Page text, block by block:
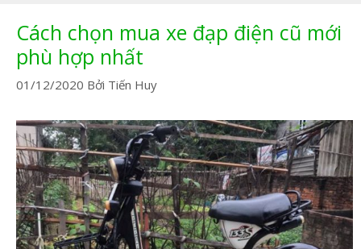
Cách chọn mua xe đạp điện cũ mới
phù hợp nhất
01/12/2020 Bởi Tiến Huy